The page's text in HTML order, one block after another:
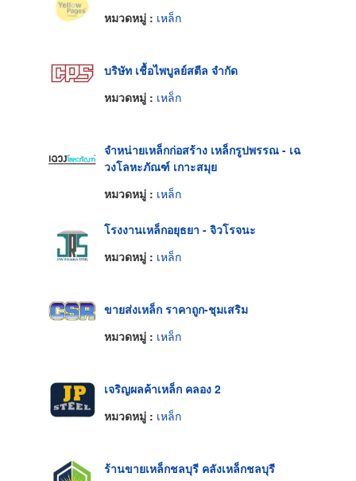
หมวดหมู่ : เหล็ก
บริษัท เชื้อไพบูลย์สตีล จำกัด
หมวดหมู่ : เหล็ก
จำหน่ายเหล็กก่อสร้าง เหล็กรูปพรรณ - เฉ
วงโลหะภัณฑ์ เกาะสมุย
หมวดหมู่ : เหล็ก
โรงงานเหล็กอยุธยา - จิวโรจนะ
หมวดหมู่ : เหล็ก
ขายส่งเหล็ก ราคาถูก-ชุมเสริม
หมวดหมู่ : เหล็ก
เจริญผลค้าเหล็ก คลอง 2
หมวดหมู่ : เหล็ก
ร้านขายเหล็กชลบุรี คลังเหล็กชลบุรี